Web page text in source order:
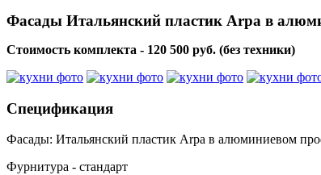
Фасады Итальянский пластик Arpa в
Стоимость комплекта - 120 500 руб. (без техники)
Спецификация
Фасады: Итальянский пластик Arpa в алюминиевом
Фурнитура - стандарт